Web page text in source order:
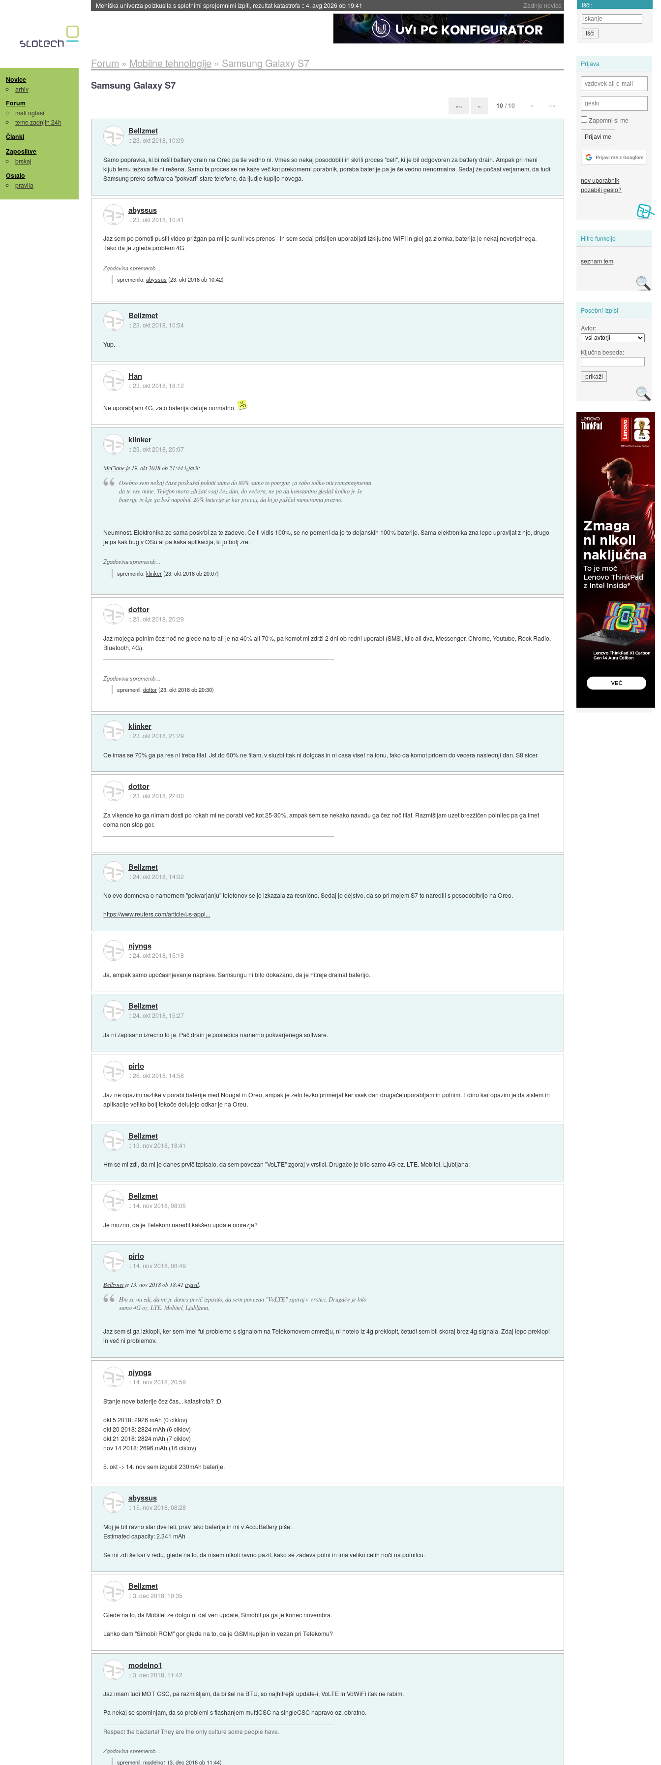
Zadnje novice
Evropska vesoljska agencija razvija svojo raketo za večkratno uporabo::4. avg 2026 ob 19:41 Išči:
Novice
arhiv
Forum
mali oglasi
teme zadnjih 24h
Članki
Zaposlitve
brskaj
Ostalo
pravila
Prijava
Zapomni si me
nov uporabnik
pozabili geslo?
Hitre funkcije
seznam tem
Posebni izpisi
Avtor:
Ključna beseda:
Forum » Mobilne tehnologije » Samsung Galaxy S7
Samsung Galaxy S7
«« « 10 / 10 » »»
Bellzmet
::23. okt 2018, 10:09
Samo popravka, ki bi rešil battery drain na Oreo pa še vedno ni. Vmes so nekaj posodobili in skrili proces "cell", ki je bil odgovoren za battery drain. Ampak pri meni
kljub temu težava še ni rešena. Samo ta proces se ne kaže več kot prekomerni porabnik, poraba baterije pa je še vedno nenormalna. Sedaj že počasi verjamem, da tudi
Samsung preko softwarea "pokvari" stare telefone, da ljudje kupijo novega.
abyssus
::23. okt 2018, 10:41
Jaz sem po pomoti pustil video prižgan pa mi je sunil ves prenos - in sem sedaj prisiljen uporabljati izključno WIFI in glej ga zlomka, baterija je nekaj neverjetnega.
Tako da je zgleda problem 4G.
Zgodovina sprememb…
spremenilo:abyssus (23. okt 2018 ob 10:42)
Bellzmet
::23. okt 2018, 10:54
Yup.
Han
::23. okt 2018, 18:12
Ne uporabljam 4G, zato baterija deluje normalno.
klinker
::23. okt 2018, 20:07
McClane je 19. okt 2018 ob 21:44 izjavil:
Osebno sem nekaj časa poskušal polniti samo do 80% samo to potegne za sabo toliko micromanagmenta
da te vse mine. Telefon mora zdržati vsaj čez dan, do večera, ne pa da konstantno gledaš koliko je še
baterije in kje ga boš napolnil. 20% baterije je kar precej, da bi jo puščal namenoma prazno.
Neumnost. Elektronika ze sama poskrbi za te zadeve. Ce ti vidis 100%, se ne pomeni da je to dejanskih 100% baterije. Sama elektronika zna lepo upravljat z njo, drugo
je pa kak bug v OSu al pa kaka aplikacija, ki jo bolj zre.
Zgodovina sprememb…
spremenilo:klinker(23. okt 2018 ob 20:07)
dottor
::23. okt 2018, 20:29
Jaz mojega polnim čez noč ne glede na to ali je na 40% ali 70%, pa komot mi zdrži 2 dni ob redni uporabi (SMSi, klic ali dva, Messenger, Chrome, Youtube, Rock Radio,
Bluetooth, 4G).
Zgodovina sprememb…
spremenil:dottor(23. okt 2018 ob 20:30)
klinker
::23. okt 2018, 21:29
Ce imas se 70% ga pa res ni treba filat. Jst do 60% ne filam, v sluzbi itak ni dolgcas in ni casa viset na fonu, tako da komot pridem do vecera naslednji dan. S8 sicer.
dottor
::23. okt 2018, 22:00
Za vikende ko ga nimam dosti po rokah mi ne porabi več kot 25-30%, ampak sem se nekako navadu ga čez noč filat. Razmišljam uzet brezžičen polnilec pa ga imet
doma non stop gor.
Bellzmet
::24. okt 2018, 14:02
No evo domneva o namernem "pokvarjanju" telefonov se je izkazala za resnično. Sedaj je dejstvo, da so pri mojem S7 to naredili s posodobitvijo na Oreo.
https://www.reuters.com/article/us-appl...
njyngs
::24. okt 2018, 15:18
Ja, ampak samo upočasnjevanje naprave. Samsungu ni bilo dokazano, da je hitreje drainal baterijo.
Bellzmet
::24. okt 2018, 15:27
Ja ni zapisano izrecno to ja. Pač drain je posledica namerno pokvarjenega software.
pirlo
::26. okt 2018, 14:58
Jaz ne opazim razlike v porabi baterije med Nougat in Oreo, ampak je zelo težko primerjat ker vsak dan drugače uporabljam in polnim. Edino kar opazim je da sistem in
aplikacije veliko bolj tekoče delujejo odkar je na Oreu.
Bellzmet
:: 13. nov 2018, 18:41
Hm se mi zdi, da mi je danes prvič izpisalo, da sem povezan "VoLTE" zgoraj v vrstici. Drugače je bilo samo 4G oz. LTE. Mobitel, Ljubljana.
Bellzmet
:: 14. nov 2018, 08:05
Je možno, da je Telekom naredil kakšen update omrežja?
pirlo
:: 14. nov 2018, 08:49
Bellzmetje 13. nov 2018 ob 18:41 izjavil:
Hm se mi zdi, da mi je danes prvič izpisalo, da sem povezan "VoLTE" zgoraj v vrstici. Drugače je bilo
samo 4G oz. LTE. Mobitel, Ljubljana.
Jaz sem si ga izklopil, ker sem imel ful probleme s signalom na Telekomovem omrežju, ni hotelo iz 4g preklopit, četudi sem bil skoraj brez 4g signala. Zdaj lepo preklopi
in več ni problemov.
njyngs
:: 14. nov 2018, 20:59
Stanje nove baterije čez čas... katastrofa? :D
okt 5 2018: 2926 mAh (0 ciklov)
okt 20 2018: 2824 mAh (6 ciklov)
okt 21 2018: 2824 mAh (7 ciklov)
nov 14 2018: 2696 mAh (16 ciklov)
5. okt -> 14. nov sem izgubil 230mAh baterije.
abyssus
:: 15. nov 2018, 08:28
Moj je bil ravno star dve leti, prav tako baterija in mi v AccuBattery piše:
Estimated capacity: 2.341 mAh
Se mi zdi še kar v redu, glede na to, da nisem nikoli ravno pazil, kako se zadeva polni in ima veliko celih noči na polnilcu.
Bellzmet
::3. dec 2018, 10:35
Glede na to, da Mobitel že dolgo ni dal ven update, Simobil pa ga je konec novembra.
Lahko dam "Simobil ROM" gor glede na to, da je GSM kupljen in vezan pri Telekomu?
modelno1
::3. dec 2018, 11:42
Jaz imam tudi MOT CSC, pa razmišljam, da bi šel na BTU, so najhitrejši update-i, VoLTE in VoWiFi itak ne rabim.
Pa nekaj se spominjam, da so problemi s flashanjem multiCSC na singleCSC napravo oz. obratno.
Respect the bacteria! They are the only culture some people have.
Zgodovina sprememb…
spremenil:modelno1 (3. dec 2018 ob 11:44)